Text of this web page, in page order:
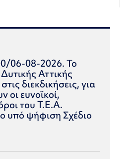
06-08-2026. Το
Αττικής
διεκδικήσεις, για
οι ευνοϊκοί,
του Τ.Ε.Α.
υπό ψήφιση Σχέδιο